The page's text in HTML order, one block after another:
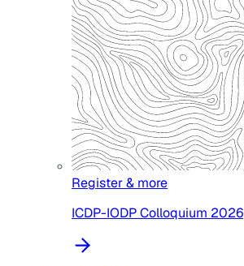
Register & more
ICDP-IODP Colloquium 2026